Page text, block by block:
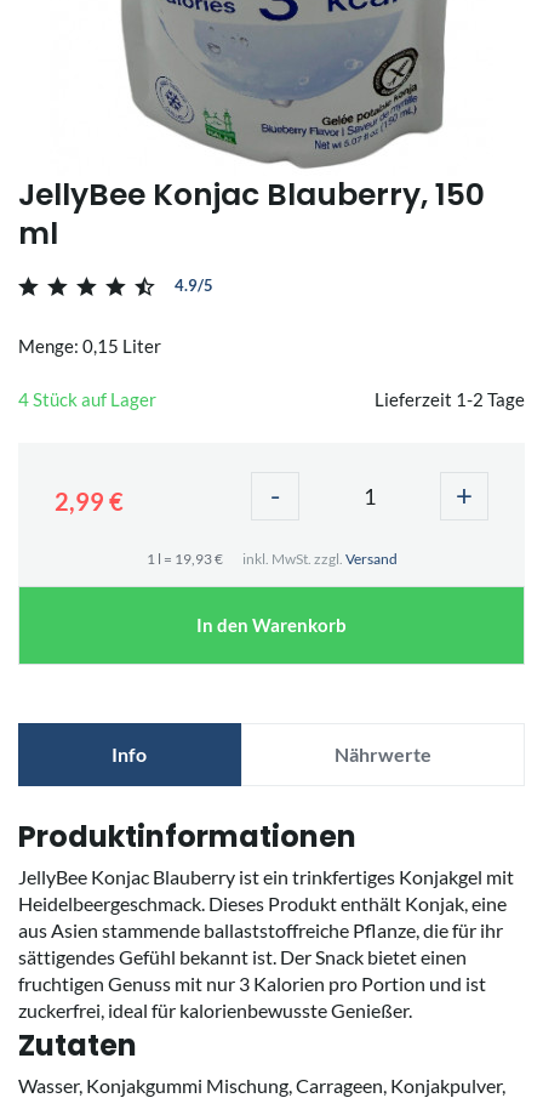
JellyBee Konjac Blauberry, 150
ml
4.9/5
Menge: 0,15 Liter
4 Stück auf Lager Lieferzeit 1-2 Tage
2,99 € - +
1 l = 19,93 € inkl. MwSt. zzgl. Versand
In den Warenkorb
Info Nährwerte
Produktinformationen
JellyBee Konjac Blauberry ist ein trinkfertiges Konjakgel mit
Heidelbeergeschmack. Dieses Produkt enthält Konjak, eine
aus Asien stammende ballaststoffreiche Pflanze, die für ihr
sättigendes Gefühl bekannt ist. Der Snack bietet einen
fruchtigen Genuss mit nur 3 Kalorien pro Portion und ist
zuckerfrei, ideal für kalorienbewusste Genießer.
Zutaten
Wasser, Konjakgummi Mischung, Carrageen, Konjakpulver,